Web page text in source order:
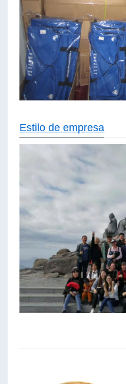
Estilo de empresa